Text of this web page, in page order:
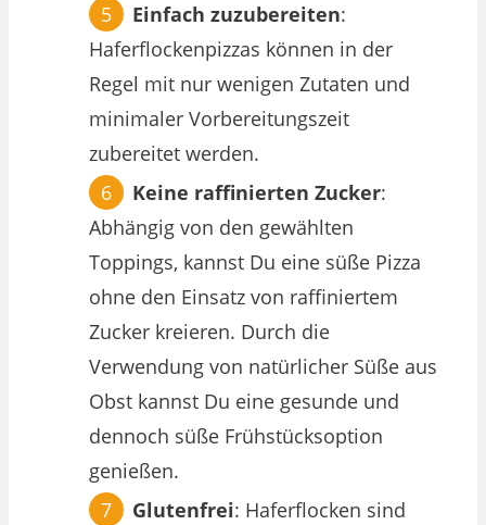
Einfach zuzubereiten:
Haferflockenpizzas können in der
Regel mit nur wenigen Zutaten und
minimaler Vorbereitungszeit
zubereitet werden.
Keine raffinierten Zucker:
Abhängig von den gewählten
Toppings, kannst Du eine süße Pizza
ohne den Einsatz von raffiniertem
Zucker kreieren. Durch die
Verwendung von natürlicher Süße aus
Obst kannst Du eine gesunde und
dennoch süße Frühstücksoption
genießen.
Glutenfrei: Haferflocken sind